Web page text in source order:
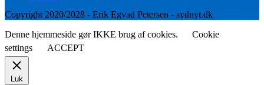
Copyright 2020/2028 - Erik Egvad Petersen - sydnyt.dk
Denne hjemmeside gør IKKE brug af cookies.
Cookie
settings
ACCEPT
Luk